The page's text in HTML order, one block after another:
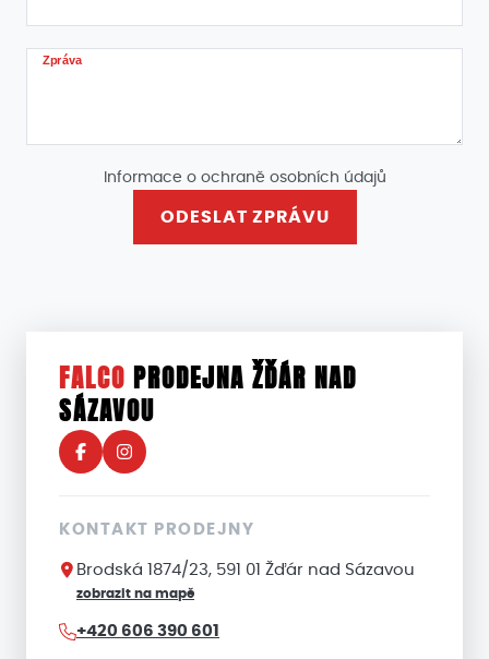
Zpráva
Informace o ochraně osobních údajů
ODESLAT ZPRÁVU
FALCO PRODEJNA ŽĎÁR NAD
SÁZAVOU
KONTAKT PRODEJNY
Brodská 1874/23, 591 01 Žďár nad Sázavou
zobrazit na mapě
+420 606 390 601